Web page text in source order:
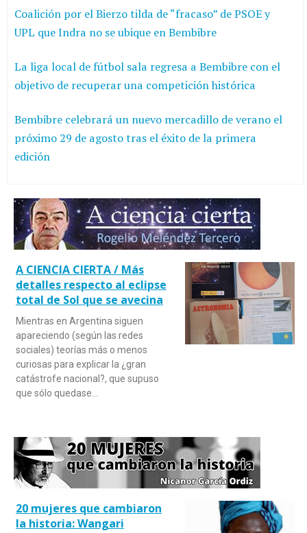
Coalición por el Bierzo tilda de “fracaso” de PSOE y
UPL que Indra no se ubique en Bembibre
La liga local de fútbol sala regresa a Bembibre con el
objetivo de recuperar una competición histórica
Bembibre celebrará un nuevo mercadillo de verano el
próximo 29 de agosto tras el éxito de la primera
edición
A CIENCIA CIERTA / Más
detalles respecto al eclipse
total de Sol que se avecina
Mientras en Argentina siguen
apareciendo (según las redes
sociales) teorías más o menos
curiosas para explicar la ¿gran
catástrofe nacional?, que supuso
que sólo quedase…
20 mujeres que cambiaron
la historia: Wangari